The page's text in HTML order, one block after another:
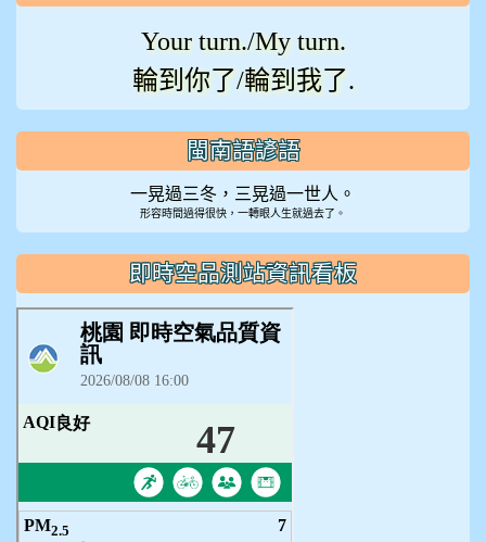
Your turn./My turn.
輪到你了/輪到我了.
閩南語諺語
一晃過三冬，三晃過一世人。
形容時間過得很快，一轉眼人生就過去了。
即時空品測站資訊看板